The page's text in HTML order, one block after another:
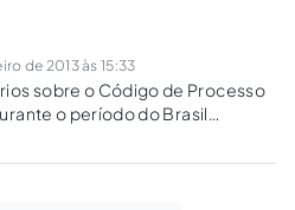
de 2013 às 15:33
sobre o Código de Processo
o período do Brasil
de 1824.